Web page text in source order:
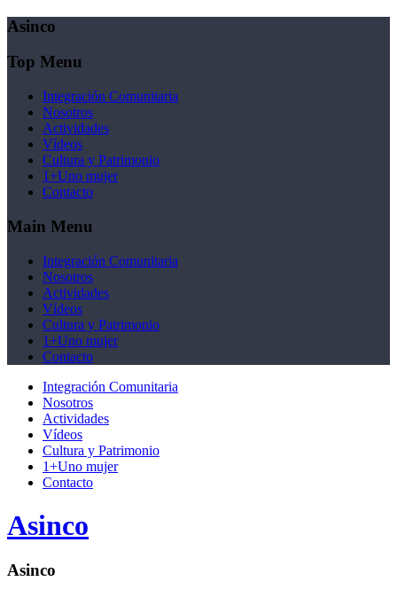
Asinco
Top Menu
Integración Comunitaria
Nosotros
Actividades
Vídeos
Cultura y Patrimonio
1+Uno mujer
Contacto
Main Menu
Integración Comunitaria
Nosotros
Actividades
Vídeos
Cultura y Patrimonio
1+Uno mujer
Contacto
Integración Comunitaria
Nosotros
Actividades
Vídeos
Cultura y Patrimonio
1+Uno mujer
Contacto
Asinco
Asinco